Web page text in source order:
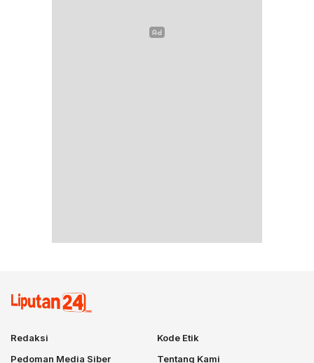
Redaksi
Kode Etik
Pedoman Media Siber
Tentang Kami